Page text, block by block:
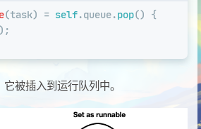
(task) = self.queue.pop() {
被插入到运行队列中。